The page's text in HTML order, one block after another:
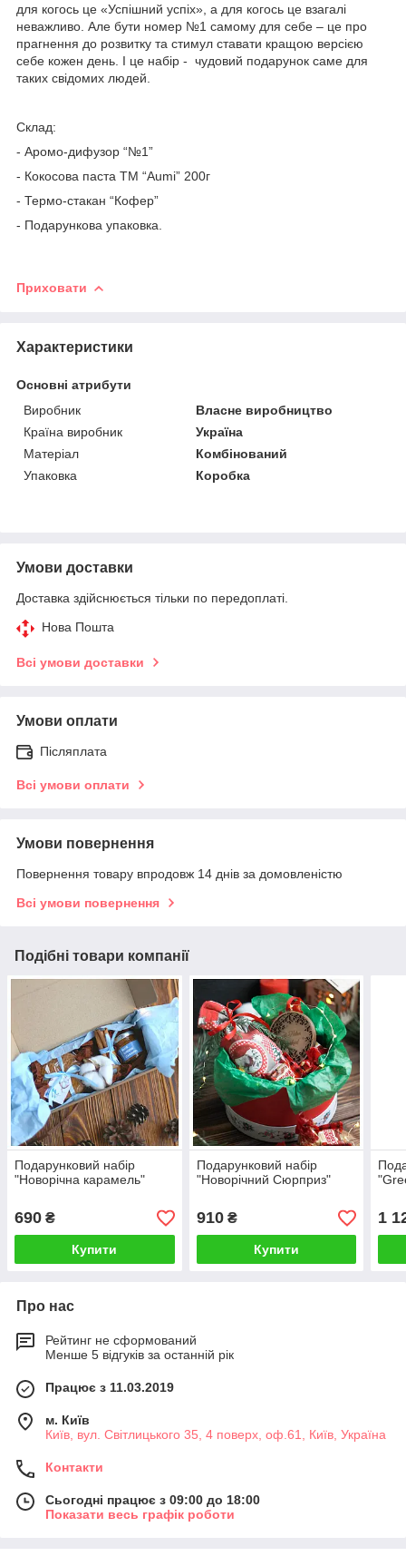
для когось це «Успішний успіх», а для когось це взагалі
неважливо. Але бути номер №1 самому для себе – це про
прагнення до розвитку та стимул ставати кращою версією
себе кожен день. І це набір - чудовий подарунок саме для
таких свідомих людей.
Склад:
- Аромо-дифузор “№1”
- Кокосова паста ТМ “Aumi” 200г
- Термо-стакан “Кофер”
- Подарункова упаковка.
Приховати
Характеристики
Основні атрибути
Виробник
Власне виробництво
Країна виробник
Україна
Матеріал
Комбінований
Упаковка
Коробка
Умови доставки
Доставка здійснюється тільки по передоплаті.
Нова Пошта
Всі умови доставки
Умови оплати
Післяплата
Всі умови оплати
Умови повернення
Повернення товару впродовж 14 днів за домовленістю
Всі умови повернення
Подібні товари компанії
Подарунковий набір
"Новорічна карамель"
690 ₴
Купити
Подарунковий набір
"Новорічний Сюрприз"
910₴
Купити
1
Про нас
Рейтинг не сформований
Менше 5 відгуків за останній рік
Працює з 11.03.2019
м. Київ
Київ, вул. Світлицького 35, 4 поверх, оф.61, Київ, Україна
Контакти
Сьогодні працює з 09:00 до 18:00
Показати весь графік роботи